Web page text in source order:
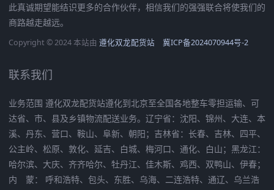
此真诚期望能结识更多的合作伙伴，相信我们的强强联合将使我们的
商路越走越远。
Copyright © 2024 本站由 遵化双龙配货站 冀ICP备2024070944号-2
联系我们
业务范围 遵化双龙配货站遵化到北京至全国各地整车零担运输、可
达省、市、县及乡镇物流配送业务。辽宁省：沈阳、锦州、大连、本
溪、丹东、营口、鞍山、阜新、朝阳；吉林省：长春、吉林、四平、
公主岭、松原、敦化、延吉、白城、梅河口、通化、白山；黑龙江：
哈尔滨、大庆、齐齐哈尔、牡丹江、佳木斯、鸡西、双鸭山、伊春；
内 蒙： 呼和浩特、包头、东胜、乌海、二连浩特、通辽、乌兰浩